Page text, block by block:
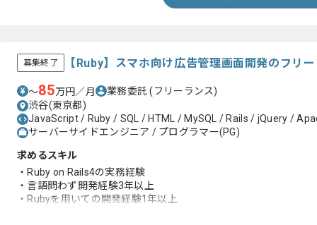
募集終了 【Ruby】スマホ向け広告管理画面開発のフリ
〜85万円／月 業務委託(フリーランス)
渋谷(東京都)
JavaScript / Ruby / SQL / HTML / MySQL / Rails / jQuery /
サーバーサイドエンジニア / プログラマー(PG)
求めるスキル
・Ruby on Rails4の実務経験
・言語問わず開発経験3年以上
・Rubyを用いての開発経験1年以上